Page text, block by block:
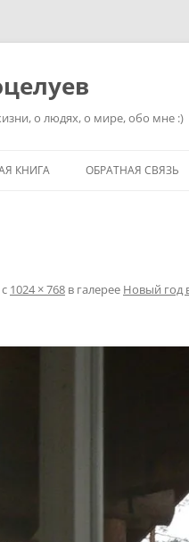
о людях, о мире, обо мне :)
КНИГА ОБРАТНАЯ СВЯЗЬ
с 1024 × 768 в галерее Новый год